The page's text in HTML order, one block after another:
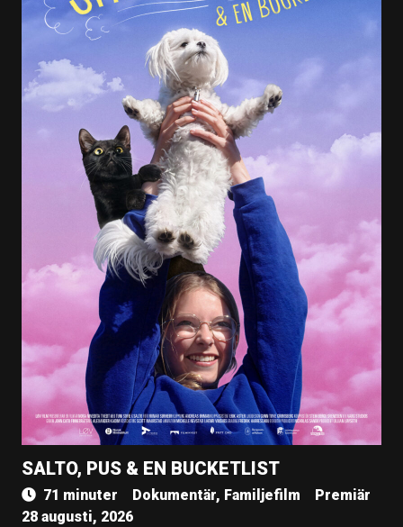
SALTO, PUS & EN BUCKETLIST
71 minuter Dokumentär, Familjefilm
Premiär
28 augusti, 2026